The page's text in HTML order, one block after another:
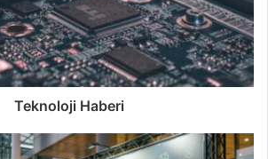
Teknoloji Haberi